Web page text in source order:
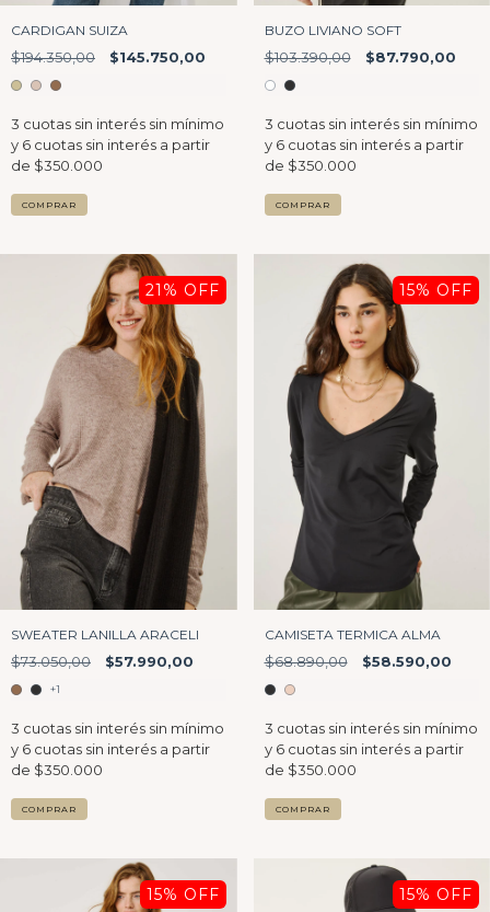
CARDIGAN SUIZA
$194.350,00 $145.750,00
COMPRAR
BUZO LIVIANO SOFT
$103.390,00 $87.790,00
COMPRAR
21 % OFF
SWEATER LANILLA ARACELI
$73.050,00 $57.990,00
+1
COMPRAR
15% OFF
CAMISETA TERMICA ALMA
$68.890,00 $58.590,00
COMPRAR
15% OFF 15% OFF